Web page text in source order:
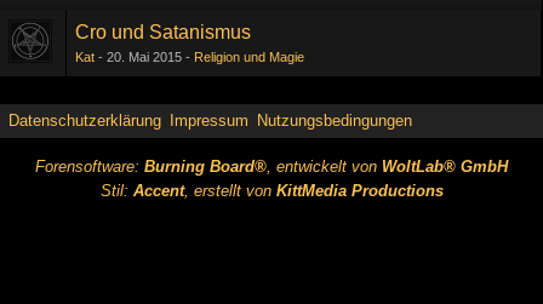
Cro und Satanismus
Kat 20. Mai 2015 Religion und Magie
Datenschutzerklärung Impressum Nutzungsbedingungen
Forensoftware: Burning Board®, entwickelt von WoltLab® GmbH
Stil: Accent, erstellt von KittMedia Productions